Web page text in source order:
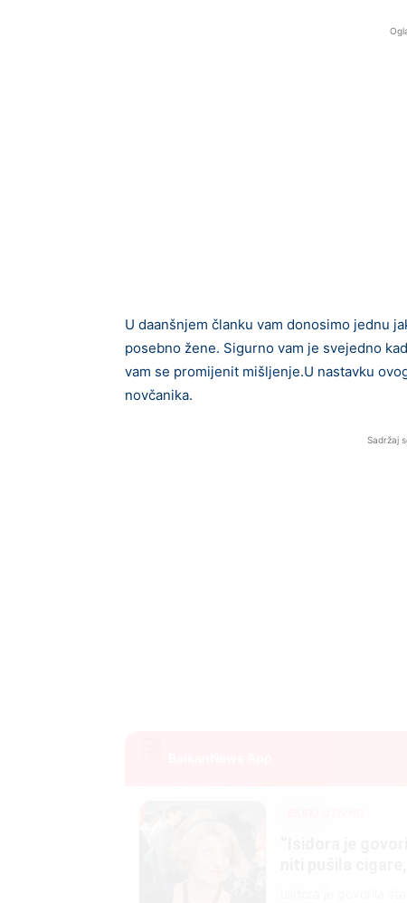
U daanšnjem članku vam donosimo jednu
posebno žene. Sigurno vam je svejedno
vam se promijenit mišljenje.U nastavku
novčanika.
Sadržaj